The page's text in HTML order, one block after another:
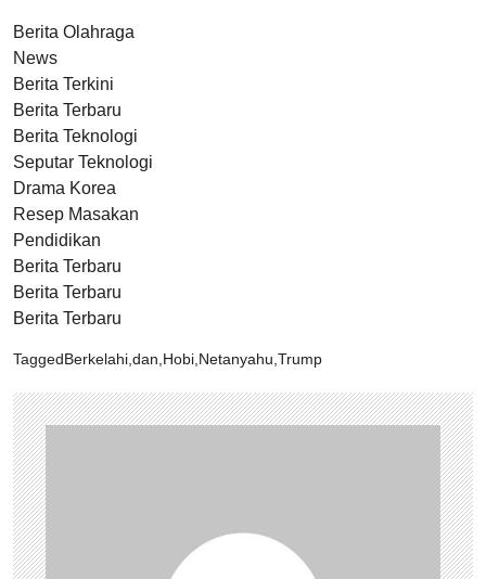
Berita Olahraga
News
Berita Terkini
Berita Terbaru
Berita Teknologi
Seputar Teknologi
Drama Korea
Resep Masakan
Pendidikan
Berita Terbaru
Berita Terbaru
Berita Terbaru
TaggedBerkelahi dan Hobi Netanyahu Trump